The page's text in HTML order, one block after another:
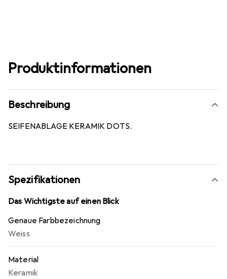
Produktinformationen
Beschreibung
SEIFENABLAGE KERAMIK DOTS.
Spezifikationen
Das Wichtigste auf einen Blick
Genaue Farbbezeichnung
Weiss
Material
Keramik